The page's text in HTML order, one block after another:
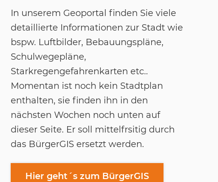
In unserem Geoportal finden Sie viele
detaillierte Informationen zur Stadt wie
bspw. Luftbilder, Bebauungspläne,
Schulwegepläne,
Starkregengefahrenkarten etc..
Momentan ist noch kein Stadtplan
enthalten, sie finden ihn in den
nächsten Wochen noch unten auf
dieser Seite. Er soll mittelfrsitig durch
das BürgerGIS ersetzt werden.
Hier geht´s zum BürgerGIS